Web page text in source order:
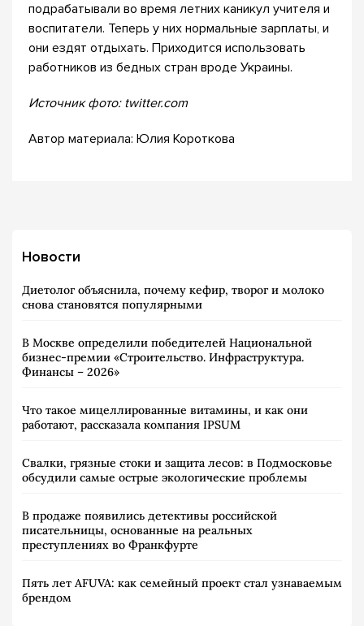
подрабатывали во время летних каникул учителя и
воспитатели. Теперь у них нормальные зарплаты, и
они ездят отдыхать. Приходится использовать
работников из бедных стран вроде Украины.
Источник фото: twitter.com
Автор материала: Юлия Короткова
Новости
Диетолог объяснила, почему кефир, творог и молоко
снова становятся популярными
В Москве определили победителей Национальной
бизнес-премии «Строительство. Инфраструктура.
Финансы – 2026»
Что такое мицеллированные витамины, и как они
работают, рассказала компания IPSUM
Свалки, грязные стоки и защита лесов: в Подмосковье
обсудили самые острые экологические проблемы
В продаже появились детективы российской
писательницы, основанные на реальных
преступлениях во Франкфурте
Пять лет AFUVA: как семейный проект стал узнаваемым
брендом